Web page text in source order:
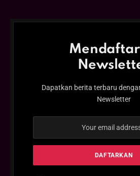
Dapatkan berita terbaru
Newsletter